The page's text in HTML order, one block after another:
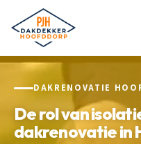
DAKRENOVATIE
De rol van
dakrenovatie in